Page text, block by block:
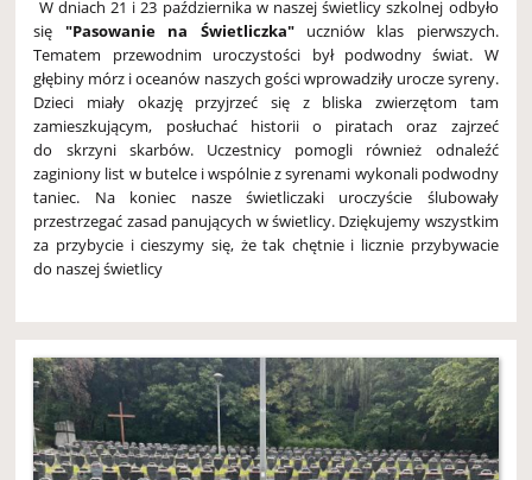
W dniach 21 i 23 października w naszej świetlicy szkolnej odbyło
się "Pasowanie na Świetliczka"uczniów klas pierwszych.
Tematem przewodnim uroczystości był podwodny świat. W
głębiny mórz i oceanów naszych gości wprowadziły urocze syreny.
Dzieci miały okazję przyjrzeć się z bliska zwierzętom tam
zamieszkującym, posłuchać historii o piratach oraz zajrzeć
do skrzyni skarbów. Uczestnicy pomogli również odnaleźć
zaginiony list w butelce i wspólnie z syrenami wykonali podwodny
taniec. Na koniec nasze świetliczaki uroczyście ślubowały
przestrzegać zasad panujących w świetlicy. Dziękujemy wszystkim
za przybycie i cieszymy się, że tak chętnie i licznie przybywacie
do naszej świetlicy